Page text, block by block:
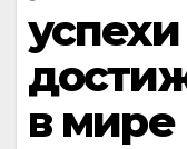
в мире